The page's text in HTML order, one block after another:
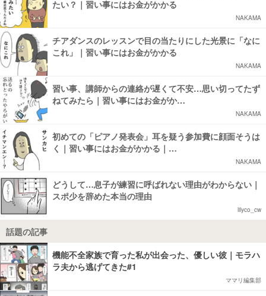
たい？｜習い事にはお金がかかる
NAKAMA
チアダンスのレッスンで目の当たりにした光景に「なに
これ」｜習い事にはお金がかかる
NAKAMA
習い事、講師からの連絡が遅くて不安…思い切ってたず
ねてみたら｜習い事にはお金がか…
NAKAMA
初めての「ピアノ発表会」耳を疑う参加費に顔面そうは
く｜習い事にはお金がかかる｜…
NAKAMA
どうして…息子が練習に呼ばれない理由がわからない｜
スポ少を辞めた本当の理由
lilyco_cw
話題の記事
機能不全家族で育った私が出会った、優しい彼｜モラハ
ラ夫から逃げてきた#1
ママリ編集部